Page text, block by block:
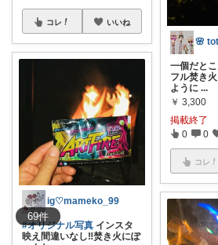
69件
コレ いいね
ig♡mameko_99
#オリジナル写真 インスタ
映え間違いなし‼️焚き火にぽ
🌸
一個だと
フル焚き
ように ...
￥ 3,300
掲載終了
0 0
コレ